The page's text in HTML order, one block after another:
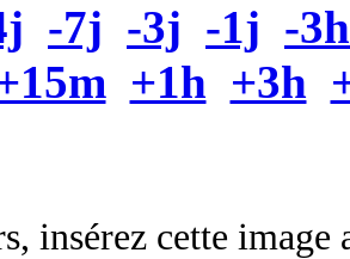
-7j -3j -1j -3h
+1h +3h
insérez cette